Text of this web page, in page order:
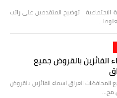
الاجتماعية توضيح المتقدمين على راتب
الفائزين بالقروض جميع
العراق اسماء الفائزين بالقروض
مح…